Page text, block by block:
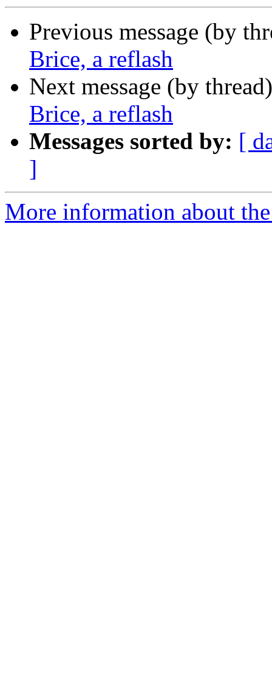
Previous message (by
Brice, a reflash
Next message (by
Brice, a reflash
Messages sorted by: [
]
More information about